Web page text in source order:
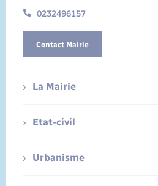
0232496157
Contact Mairie
La Mairie
Etat-civil
Urbanisme